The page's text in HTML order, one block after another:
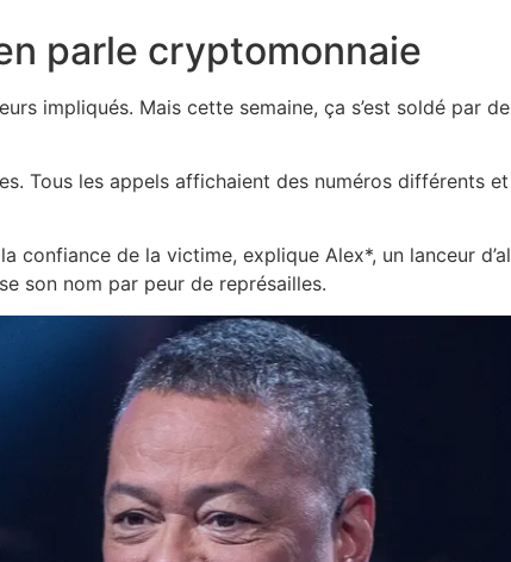
parle cryptomonnaie
impliqués. Mais cette semaine, ça s’est soldé par
Tous les appels affichaient des numéros différents et
de la victime, explique Alex*, un lanceur
son nom par peur de représailles.